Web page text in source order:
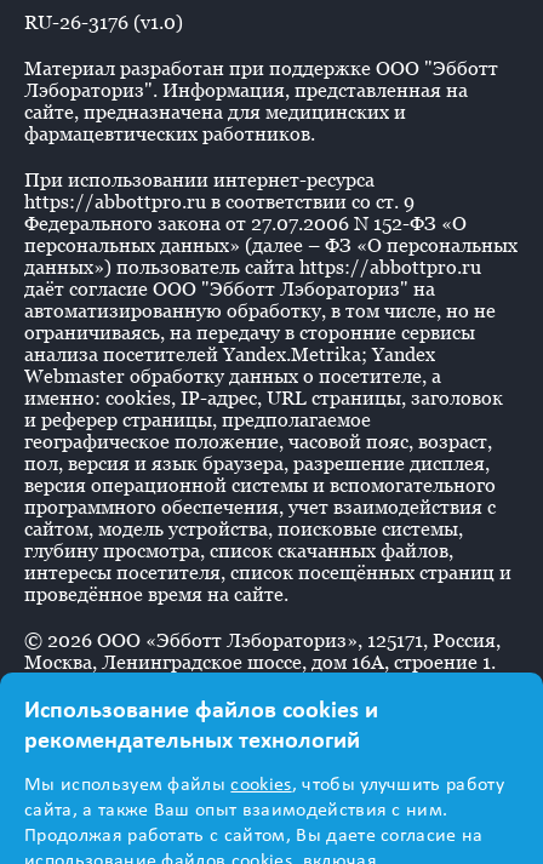
RU-26-3176 (v1.0)
Материал разработан при поддержке ООО "Эбботт
Лэбораториз". Информация, представленная на
сайте, предназначена для медицинских и
фармацевтических работников.
При использовании интернет-ресурса
https://abbottpro.ru в соответствии со ст. 9
Федерального закона от 27.07.2006 N 152-ФЗ «О
персональных данных» (далее – ФЗ «О персональных
данных») пользователь сайта https://abbottpro.ru
даёт согласие ООО "Эбботт Лэбораториз" на
автоматизированную обработку, в том числе, но не
ограничиваясь, на передачу в сторонние сервисы
анализа посетителей Yandex.Metrika; Yandex
Webmaster обработку данных о посетителе, а
именно: cookies, IP-адрес, URL страницы, заголовок
и реферер страницы, предполагаемое
географическое положение, часовой пояс, возраст,
пол, версия и язык браузера, разрешение дисплея,
версия операционной системы и вспомогательного
программного обеспечения, учет взаимодействия с
сайтом, модель устройства, поисковые системы,
глубину просмотра, список скачанных файлов,
интересы посетителя, список посещённых страниц и
проведённое время на сайте.
© 2026 ООО «Эбботт Лэбораториз», 125171, Россия,
Москва, Ленинградское шоссе, дом 16А, строение 1.
Информация
предназначена для
Использование файлов cookies и
рекомендательных технологий
Мы используем файлыcookies, чтобы улучшить работу
сайта, а также Ваш опыт взаимодействия с ним.
Продолжая работать с сайтом, Вы даете согласие на